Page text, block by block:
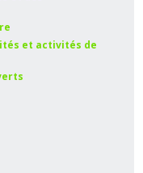
et activités de